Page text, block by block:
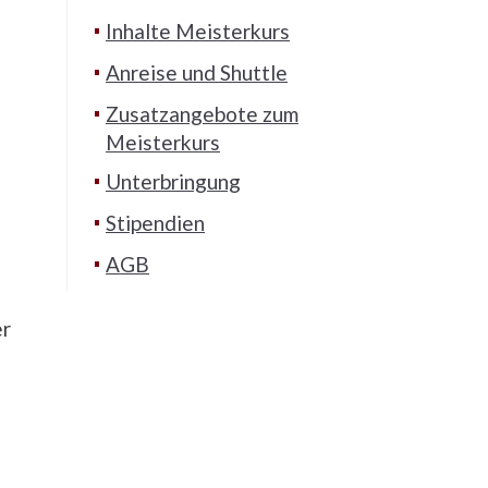
Inhalte Meisterkurs
Anreise und Shuttle
Zusatzangebote zum
Meisterkurs
Unterbringung
Stipendien
AGB